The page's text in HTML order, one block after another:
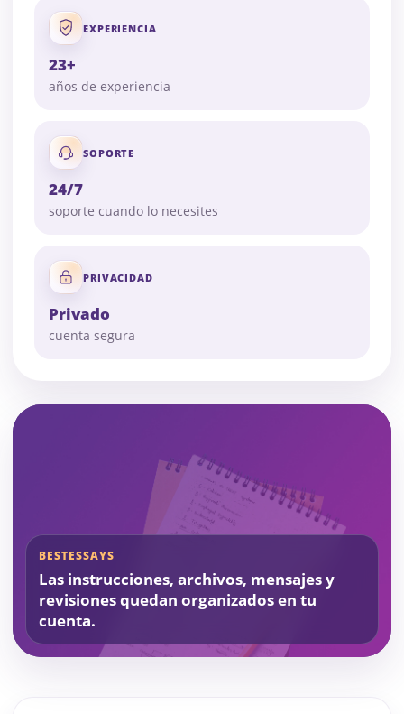
EXPERIENCIA
23+
años de experiencia
SOPORTE
24/7
soporte cuando lo necesites
PRIVACIDAD
Privado
cuenta segura
BESTESSAYS
Las instrucciones, archivos, mensajes y
revisiones quedan organizados en tu
cuenta.